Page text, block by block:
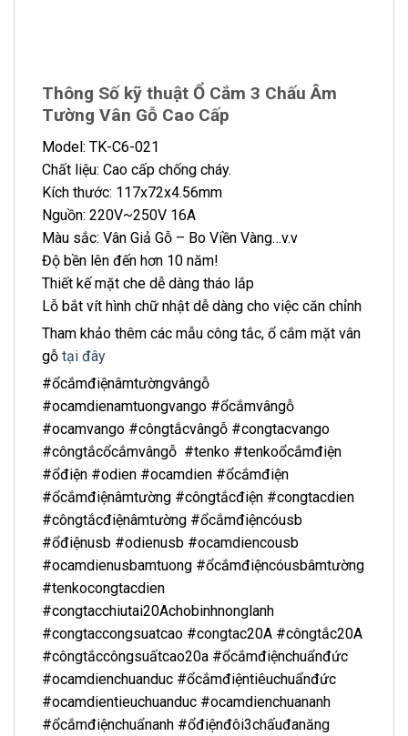
Thông Số kỹ thuật Ổ Cắm 3 Chấu Âm
Tường Vân Gỗ Cao Cấp
Model: TK-C6-021
Chất liệu: Cao cấp chống cháy.
Kích thước: 117x72x4.56mm
Nguồn: 220V~250V 16A
Màu sắc: Vân Giả Gỗ – Bo Viền Vàng…v.v
Độ bền lên đến hơn 10 năm!
Thiết kế mặt che dễ dàng tháo lắp
Lỗ bắt vít hình chữ nhật dễ dàng cho việc căn chỉnh
Tham khảo thêm các mẫu công tắc, ổ cắm mặt vân
gỗ tại đây
#ổcắmđiệnâmtườngvângỗ
#ocamdienamtuongvango #ổcắmvângỗ
#ocamvango #côngtắcvângỗ #congtacvango
#côngtắcổcắmvângỗ #tenko #tenkoổcắmđiện
#ổđiện #odien #ocamdien #ổcắmđiện
#ổcắmđiệnâmtường #côngtắcđiện #congtacdien
#côngtắcđiệnâmtường #ổcắmđiệncóusb
#ổđiệnusb #odienusb #ocamdiencousb
#ocamdienusbamtuong #ổcắmđiệncóusbâmtường
#tenkocongtacdien
#congtacchiutai20Achobinhnonglanh
#congtaccongsuatcao #congtac20A #côngtắc20A
#côngtắccôngsuấtcao20a #ổcắmđiệnchuẩnđức
#ocamdienchuanduc #ổcắmđiệntiêuchuẩnđức
#ocamdientieuchuanduc #ocamdienchuananh
#ổcắmđiệnchuẩnanh #ổđiệnđôi3chấuđanăng